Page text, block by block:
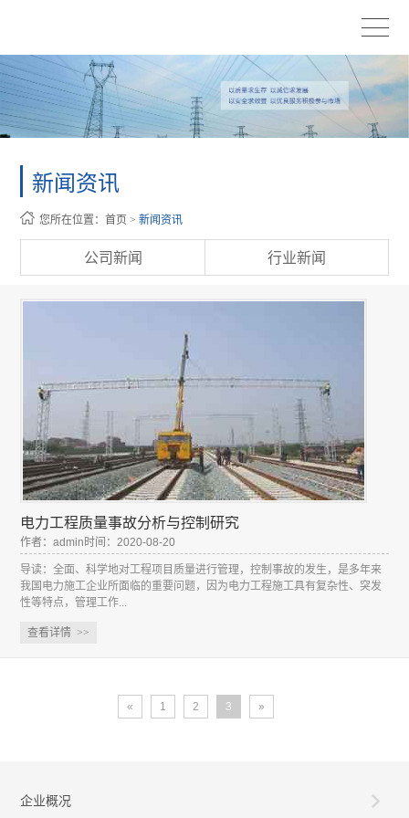
新闻资讯
您所在位置：首页 >新闻资讯
公司新闻 行业新闻
电力工程质量事故分析与控制研究
作者：admin时间：2020-08-20
导读：全面、科学地对工程项目质量进行管理，控制事故的发生，是多年来
我国电力施工企业所面临的重要问题，因为电力工程施工具有复杂性、突发
性等特点，管理工作...
查看详情 >>
« 1 2 3 »
企业概况